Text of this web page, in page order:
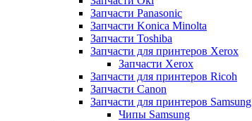
Запчасти Panasonic
Запчасти Koniсa Minolta
Запчасти Toshiba
Запчасти для принтеров Xerox
Запчасти Xerox
Запчасти для принтеров Ricoh
Запчасти Canon
Запчасти для принтеров Samsung
Чипы Samsung